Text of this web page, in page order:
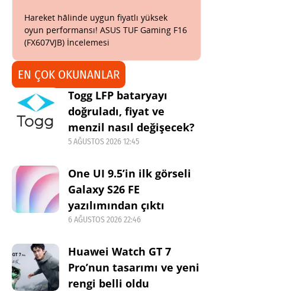
Hareket hâlinde uygun fiyatlı yüksek
oyun performansı! ASUS TUF Gaming F16
(FX607VJB) İncelemesi
EN ÇOK OKUNANLAR
Togg LFP bataryayı
doğruladı, fiyat ve
menzil nasıl değişecek?
5 AĞUSTOS 2026 12:45
One UI 9.5’in ilk görseli
Galaxy S26 FE
yazılımından çıktı
6 AĞUSTOS 2026 22:46
Huawei Watch GT 7
Pro’nun tasarımı ve yeni
rengi belli oldu